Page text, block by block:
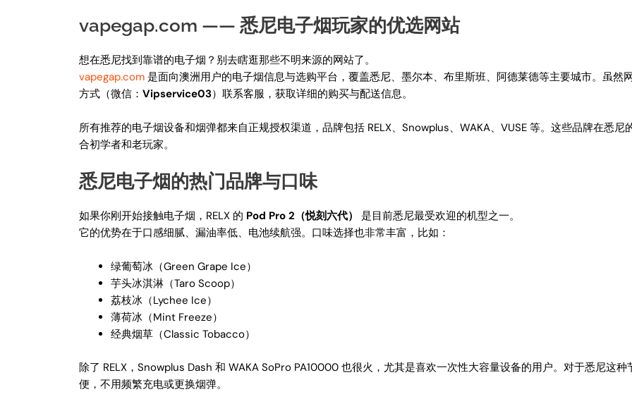
vapegap.com —— 悉尼电子烟玩家的优选网站
想在悉尼找到靠谱的电子烟？别去瞎逛那些不明来源的网站了。
vapegap.com 是面向澳洲用户的电子烟信息与选购平台，覆盖悉尼、墨尔本、布里斯班、阿德莱德等主要城市。虽然
方式（微信： Vipservice03）联系客服，获取详细的购买与配送信息。
所有推荐的电子烟设备和烟弹都来自正规授权渠道，品牌包括 RELX、Snowplus、WAKA、VUSE 等。这些品牌在悉
合初学者和老玩家。
悉尼电子烟的热门品牌与口味
如果你刚开始接触电子烟，RELX 的 Pod Pro 2（悦刻六代）
是目前悉尼最受欢迎的机型之一。
它的优势在于口感细腻、漏油率低、电池续航强。口味选择也非常丰富，比如：
绿葡萄冰（Green Grape Ice）
芋头冰淇淋（Taro Scoop）
荔枝冰（Lychee Ice）
薄荷冰（Mint Freeze）
经典烟草（Classic Tobacco）
除了 RELX，Snowplus Dash 和 WAKA SoPro PA10000 也很火，尤其是喜欢一次性大容量设备的用户。对于悉尼这
便，不用频繁充电或更换烟弹。